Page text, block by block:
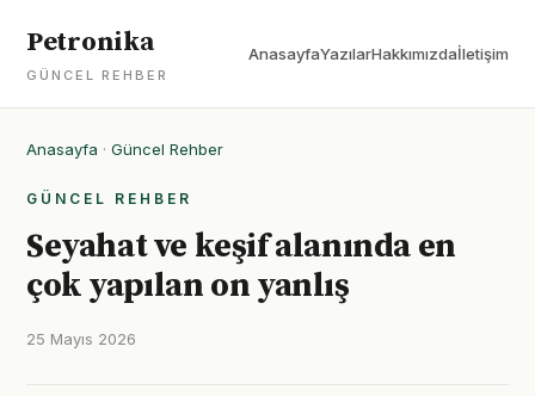
Petronika
GÜNCEL REHBER
AnasayfaYazılarHakkımızdaİletişim
Anasayfa · Güncel Rehber
GÜNCEL REHBER
Seyahat ve keşif alanında en
çok yapılan on yanlış
25 Mayıs 2026